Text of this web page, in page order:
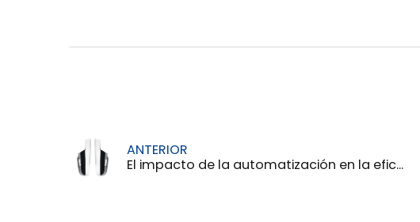
ANTERIOR
El impacto de la automatización en la eficiencia de la fábrica de la cubierta del espejo del automóvil